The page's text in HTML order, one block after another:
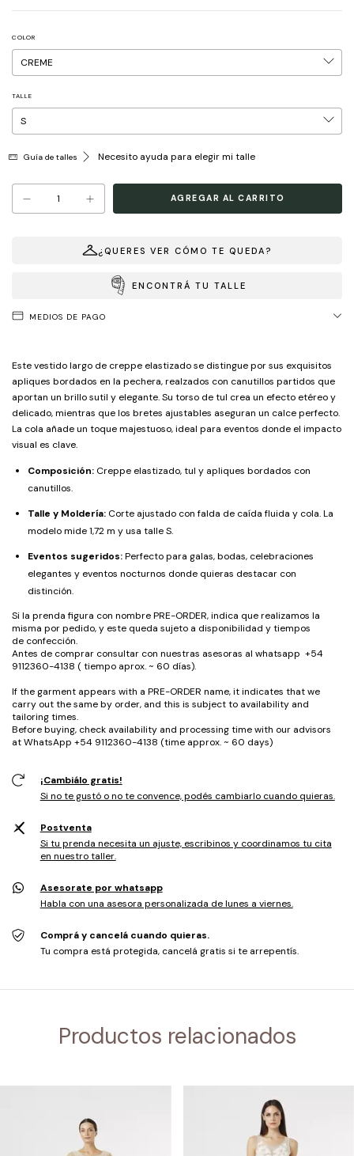
COLOR
TALLE
Guía de talles Necesito ayuda para elegir mi talle
¿QUERES VER CÓMO TE QUEDA?
ENCONTRÁ TU TALLE
MEDIOS DE PAGO
Este vestido largo de creppe elastizado se distingue por sus exquisitos
apliques bordados en la pechera, realzados con canutillos partidos que
aportan un brillo sutil y elegante. Su torso de tul crea un efecto etéreo y
delicado, mientras que los bretes ajustables aseguran un calce perfecto.
La cola añade un toque majestuoso, ideal para eventos donde el impacto
visual es clave.
Composición: Creppe elastizado, tul y apliques bordados con
canutillos.
Talle y Moldería: Corte ajustado con falda de caída fluida y cola. La
modelo mide 1,72 m y usa talle S.
Eventos sugeridos:Perfecto para galas, bodas, celebraciones
elegantes y eventos nocturnos donde quieras destacar con
distinción.
Si la prenda figura con nombre PRE-ORDER, indica que realizamos la
misma por pedido, y este queda sujeto a disponibilidad y tiempos
de confección.
Antes de comprar consultar con nuestras asesoras al whatsapp +54
9112360-4138 ( tiempo aprox. ~ 60 días).
If the garment appears with a PRE-ORDER name, it indicates that we
carry out the same by order, and this is subject to availability and
tailoring times.
Before buying, check availability and processing time with our advisors
at WhatsApp +54 9112360-4138 (time approx. ~ 60 days)
¡Cambiálo gratis!
Si no te gustó o no te convence, podés cambiarlo cuando quieras.
Postventa
Si tu prenda necesita un ajuste, escribinos y coordinamos tu cita
en nuestro taller.
Asesorate por whatsapp
Habla con una asesora personalizada de lunes a viernes.
Comprá y cancelá cuando quieras.
Tu compra está protegida, cancelá gratis si te arrepentís.
Productos relacionados